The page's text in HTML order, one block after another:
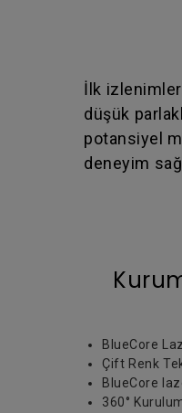
İlk
düşük
potansiyel
deneyim
BlueCore
Çift Renk
BlueCore
360°